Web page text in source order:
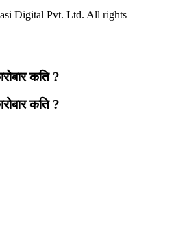
Digital Pvt. Ltd. All rights
कति ?
कति ?